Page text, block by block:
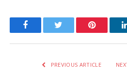
FacebookTwitter Pinterest
PREVIOUS ARTICLE